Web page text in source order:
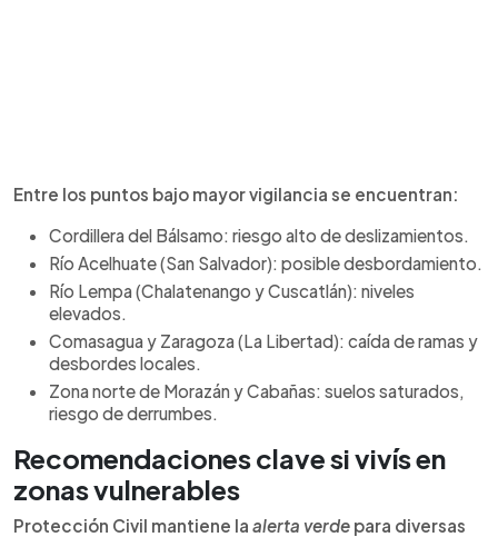
Entre los puntos bajo mayor vigilancia se encuentran:
Cordillera del Bálsamo: riesgo alto de deslizamientos.
Río Acelhuate (San Salvador): posible desbordamiento.
Río Lempa (Chalatenango y Cuscatlán): niveles
elevados.
Comasagua y Zaragoza (La Libertad): caída de ramas y
desbordes locales.
Zona norte de Morazán y Cabañas: suelos saturados,
riesgo de derrumbes.
Recomendaciones clave si vivís en
zonas vulnerables
Protección Civil mantiene la alerta verde para diversas